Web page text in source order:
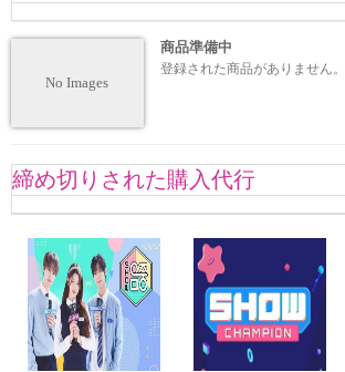
No Images
商品準備中
登録された商品がありません。
締め切りされた購入代行